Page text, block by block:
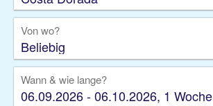
Privattransfer
Zusatzleistungen
Von wo?
Beliebig
Wann & wie lange?
06.09.2026 - 06.10.2026, 1 Woche